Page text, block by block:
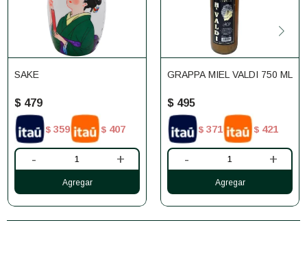
SAKE
$ 479
$ 359 $ 407
- +
GRAPPA MIEL VALDI 750 ML
$ 495
$ 371 $ 421
- +